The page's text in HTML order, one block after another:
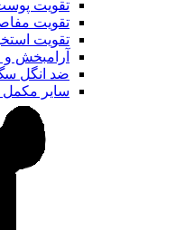
تقویت
تقویت
تقویت
آرامبخش
ضد انگل
سایر